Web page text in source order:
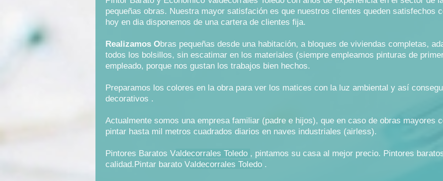
pequeñas obras. Nuestra mayor satisfación es que nuestros clientes queden satisfechos
hoy en dia disponemos de una cartera de clientes fija.
Realizamos Obras pequeñas desde una habitación, a bloques de viviendas completas,
todos los bolsillos, sin escatimar en los materiales (siempre empleamos pinturas de
empleado, porque nos gustan los trabajos bien hechos.
Preparamos los colores en la obra para ver los matices con la luz ambiental y así
decorativos .
Actualmente somos una empresa familiar (padre e hijos), que en caso de obras mayores
pintar hasta mil metros cuadrados diarios en naves industriales (airless).
Pintores Baratos Valdecorrales Toledo , pintamos su casa al mejor precio. Pintores
calidad.Pintar barato Valdecorrales Toledo .